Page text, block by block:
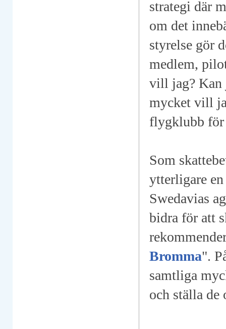
strategi där
om det
styrelse gör
medlem,
vill jag? Kan
mycket vill
flygklubb för
Som
ytterligare
Swedavias
bidra för att
Bromma".
samtliga
och ställa de